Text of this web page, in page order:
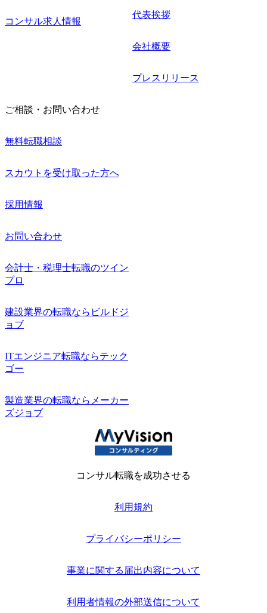
コンサル求人情報
代表挨拶
会社概要
プレスリリース
ご相談・お問い合わせ
無料転職相談
スカウトを受け取った方へ
採用情報
お問い合わせ
会計士・税理士転職のツイン
プロ
建設業界の転職ならビルドジ
ョブ
ITエンジニア転職ならテック
ゴー
製造業界の転職ならメーカー
ズジョブ
コンサル転職を成功させる
利用規約
プライバシーポリシー
事業に関する届出内容について
利用者情報の外部送信について